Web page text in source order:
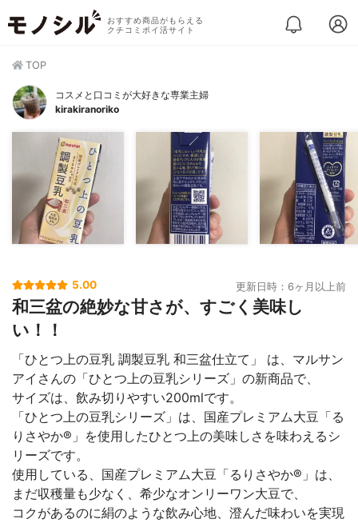
おすすめ商品がもらえる
クチコミポイ活サイト
TOP
コスメと口コミが大好きな専業主婦
kirakiranoriko
5.00 更新日時：6ヶ月以上前
和三盆の絶妙な甘さが、すごく美味し
い！！
「ひとつ上の豆乳 調製豆乳 和三盆仕立て」 は、マルサン
アイさんの「ひとつ上の豆乳シリーズ」の新商品で、
サイズは、飲み切りやすい200mlです。
「ひとつ上の豆乳シリーズ」は、国産プレミアム大豆「る
りさやか®」を使用したひとつ上の美味しさを味わえるシ
リーズです。
使用している、国産プレミアム大豆「るりさやか®」は、
まだ収穫量も少なく、希少なオンリーワン大豆で、
コクがあるのに絹のような飲み心地、澄んだ味わいを実現